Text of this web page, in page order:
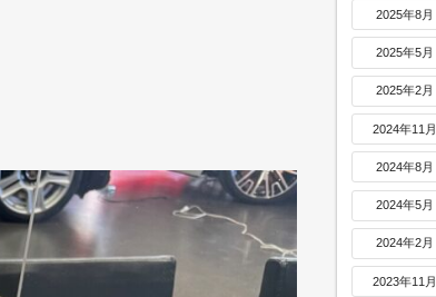
2025年8月
2025年5月
2025年2月
2024年11月
2024年8月
2024年5月
2024年2月
2023年11月